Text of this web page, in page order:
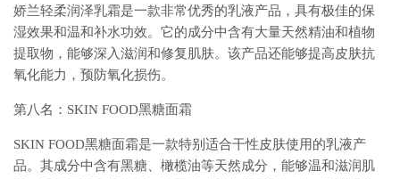
娇兰轻柔润泽乳霜是一款非常优秀的乳液产品，具有极佳的保
湿效果和温和补水功效。它的成分中含有大量天然精油和植物
提取物，能够深入滋润和修复肌肤。该产品还能够提高皮肤抗
氧化能力，预防氧化损伤。
第八名：SKIN FOOD黑糖面霜
SKIN FOOD黑糖面霜是一款特别适合干性皮肤使用的乳液产
品。其成分中含有黑糖、橄榄油等天然成分，能够温和滋润肌